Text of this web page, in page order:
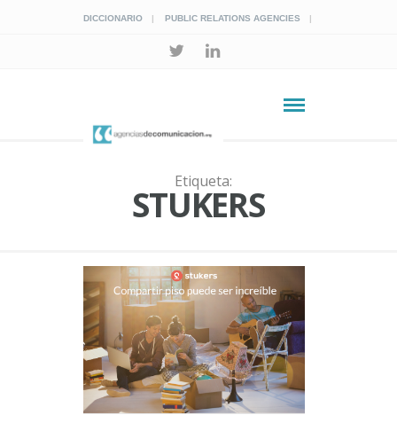
DICCIONARIO PUBLIC RELATIONS AGENCIES
Etiqueta:
STUKERS